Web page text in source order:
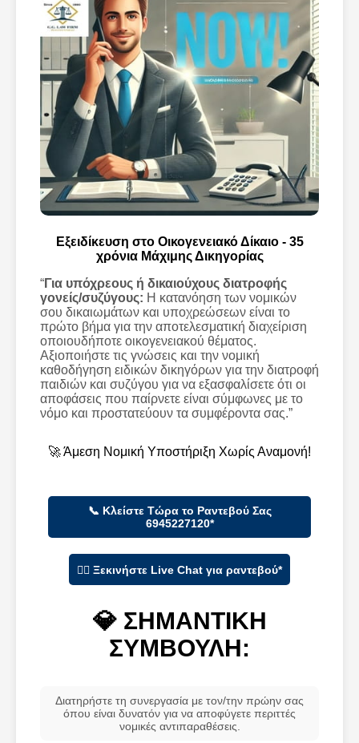
Εξειδίκευση στο Οικογενειακό Δίκαιο - 35
χρόνια Μάχιμης Δικηγορίας
“Για υπόχρεους ή δικαιούχους διατροφής
γονείς/συζύγους: Η κατανόηση των νομικών
σου δικαιωμάτων και υποχρεώσεων είναι το
πρώτο βήμα για την αποτελεσματική διαχείριση
οποιουδήποτε οικογενειακού θέματος.
Αξιοποιήστε τις γνώσεις και την νομική
καθοδήγηση ειδικών δικηγόρων για την διατροφή
παιδιών και συζύγου για να εξασφαλίσετε ότι οι
αποφάσεις που παίρνετε είναι σύμφωνες με το
νόμο και προστατεύουν τα συμφέροντα σας.”
🚀 Άμεση Νομική Υποστήριξη Χωρίς Αναμονή!
📞 Κλείστε Τώρα το Ραντεβού Σας
6945227120*
👨‍⚕️ Ξεκινήστε Live Chat για ραντεβού*
💎 ΣΗΜΑΝΤΙΚΗ
ΣΥΜΒΟΥΛΗ:
Διατηρήστε τη συνεργασία με τον/την πρώην σας
όπου είναι δυνατόν για να αποφύγετε περιττές
νομικές αντιπαραθέσεις.